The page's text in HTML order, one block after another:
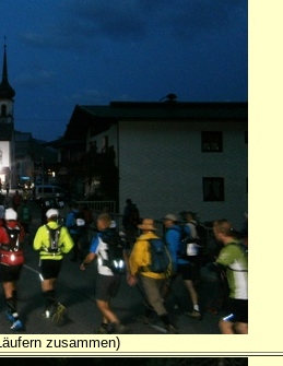
zusammen)